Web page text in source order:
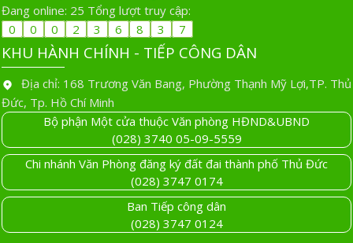
Đang online: 25 Tổng lượt truy cập:
0
0 0 2 3 6 8 3 7
KHU HÀNH CHÍNH - TIẾP CÔNG DÂN
Địa chỉ: 168 Trương Văn Bang, Phường Thạnh Mỹ Lợi,TP. Thủ
Đức, Tp. Hồ Chí Minh
Bộ phận Một cửa thuộc Văn phòng HĐND&UBND
(028) 3740 05-09-5559
Chi nhánh Văn Phòng đăng ký đất đai thành phố Thủ Đức
(028) 3747 0174
Ban Tiếp công dân
(028) 3747 0124